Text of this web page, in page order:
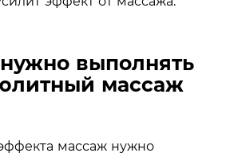
выполнять
массаж
массаж нужно